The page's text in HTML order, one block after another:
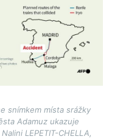
snímkem místa srážky
Adamuz ukazuje
LEPETIT-CHELLA,